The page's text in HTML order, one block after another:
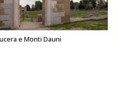
e Monti Dauni